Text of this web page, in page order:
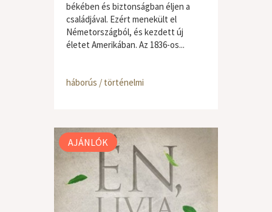
békében és biztonságban éljen a
családjával. Ezért menekült el
Németországból, és kezdett új
életet Amerikában. Az 1836-os...
háborús / történelmi
AJÁNLÓK